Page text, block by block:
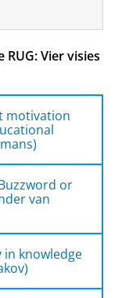
RUG: Vier visies
motivation
&
haar visie
Anoek
Ze
van
or
van
Ruimtelijke
in knowledge